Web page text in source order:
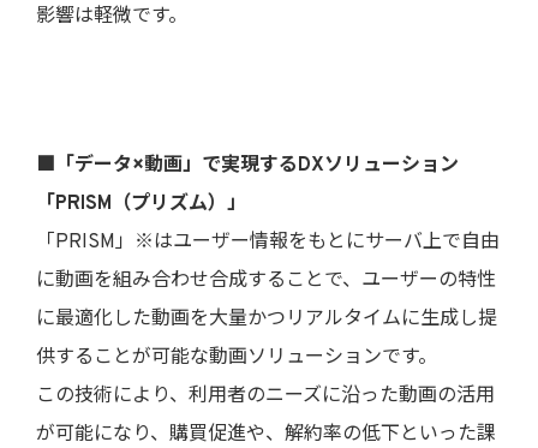
影響は軽微です。
■「データ×動画」で実現するDXソリューション
「PRISM（プリズム）」
「PRISM」※はユーザー情報をもとにサーバ上で自由
に動画を組み合わせ合成することで、ユーザーの特性
に最適化した動画を大量かつリアルタイムに生成し提
供することが可能な動画ソリューションです。
この技術により、利用者のニーズに沿った動画の活用
が可能になり、購買促進や、解約率の低下といった課